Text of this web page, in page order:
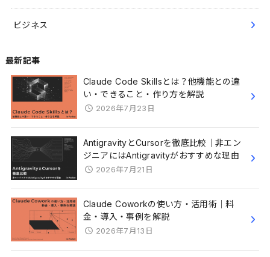
ビジネス
最新記事
Claude Code Skillsとは？他機能との違
い・できること・作り方を解説
2026年7月23日
AntigravityとCursorを徹底比較｜非エン
ジニアにはAntigravityがおすすめな理由
2026年7月21日
Claude Coworkの使い方・活用術｜料
金・導入・事例を解説
2026年7月13日